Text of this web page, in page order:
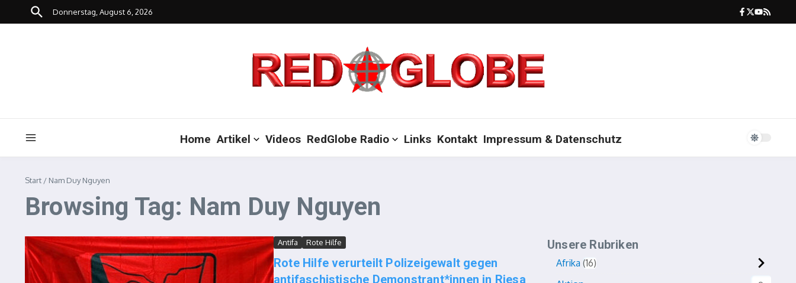
Zum Inhalt springen
Donnerstag, August 6, 2026
Home Artikel Videos RedGlobe Radio Links Kontakt Impressum & Datenschutz
Start / Nam Duy Nguyen
Browsing Tag: Nam Duy Nguyen
Antifa Rote Hilfe
Rote Hilfe verurteilt Polizeigewalt gegen
antifaschistische Demonstrant*innen in Riesa
Unsere Rubriken
Afrika 16